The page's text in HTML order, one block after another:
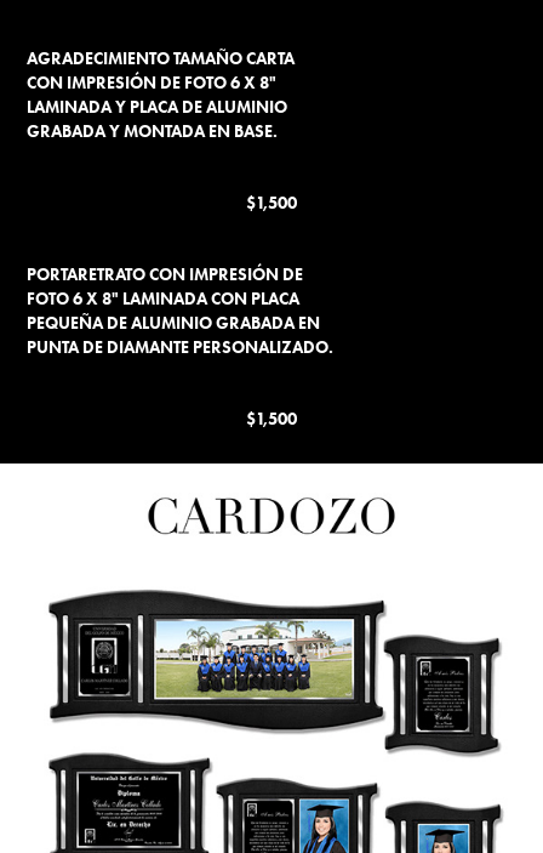
AGRADECIMIENTO TAMAÑO CARTA
CON IMPRESIÓN DE FOTO 6 X 8"
LAMINADA Y PLACA DE ALUMINIO
GRABADA Y MONTADA EN BASE.
$1,500
PORTARETRATO CON IMPRESIÓN DE
FOTO 6 X 8" LAMINADA CON PLACA
PEQUEÑA DE ALUMINIO GRABADA EN
PUNTA DE DIAMANTE PERSONALIZADO.
$1,500